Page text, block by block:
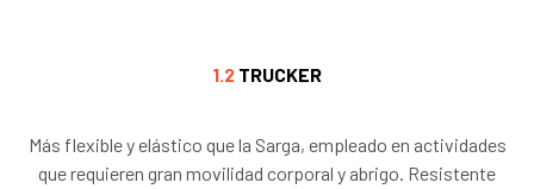
1.2 TRUCKER
Más flexible y elástico que la Sarga, empleado en actividades
que requieren gran movilidad corporal y abrigo. Resistente